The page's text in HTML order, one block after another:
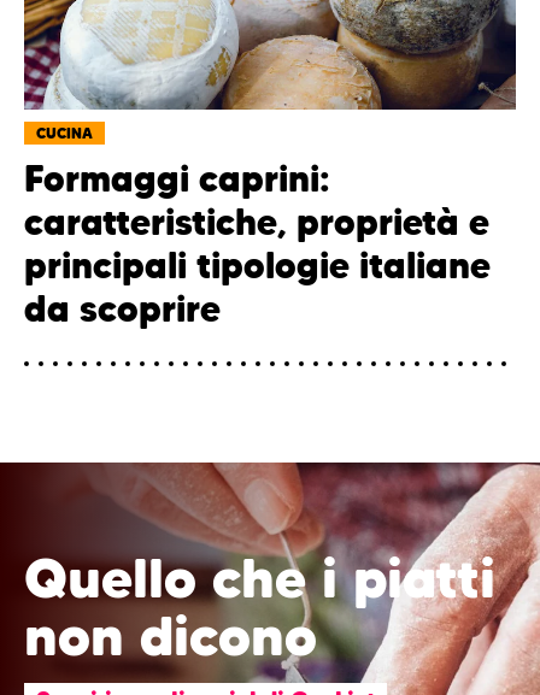
CUCINA
Formaggi caprini:
caratteristiche, proprietà e
principali tipologie italiane
da scoprire
Quello che i piatti
non dicono